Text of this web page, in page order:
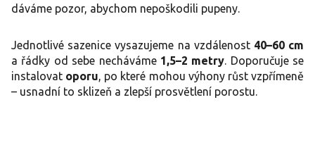
dáváme pozor, abychom nepoškodili pupeny.
Jednotlivé sazenice vysazujeme na vzdálenost 40–60 cm
a řádky od sebe necháváme 1,5–2 metry . Doporučuje se
instalovat oporu , po které mohou výhony růst vzpřímeně
– usnadní to sklizeň a zlepší prosvětlení porostu.